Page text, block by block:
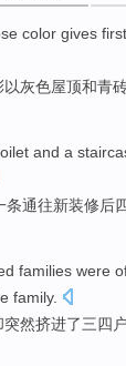
color gives
以灰色屋顶和青
and a
条通往新装修后
families were
family.
突然挤进了三四 户